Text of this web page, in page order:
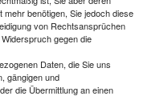
benötigen, Sie jedoch diese
von Rechtsansprüchen
gegen die
Daten, die Sie uns
gängigen und
die Übermittlung an einen